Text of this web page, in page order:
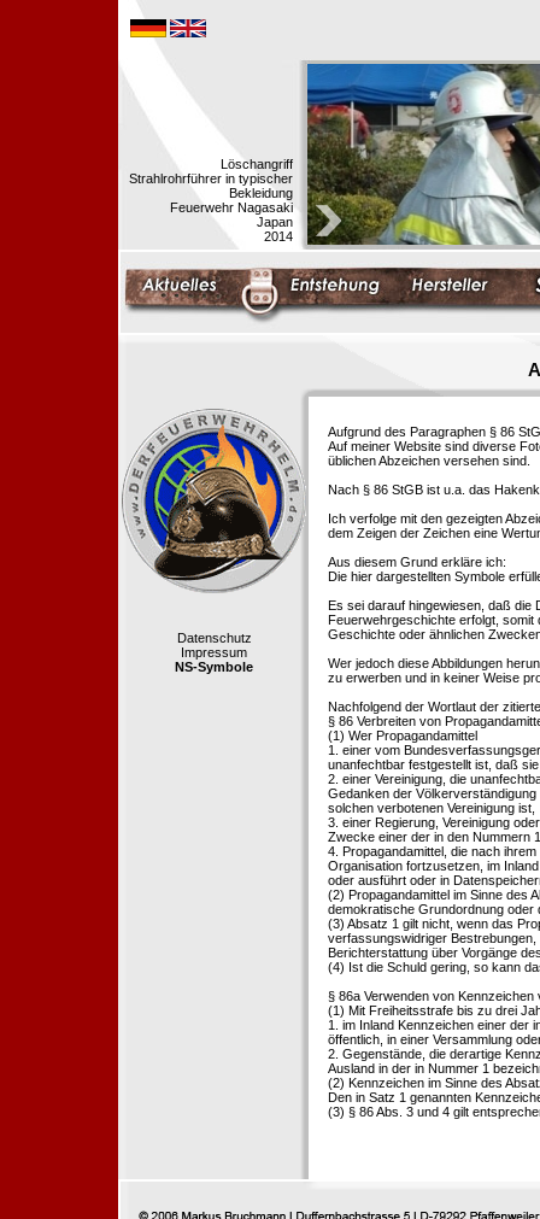
Löschangriff
Strahlrohrführer in typischer
Bekleidung
Feuerwehr Nagasaki
Japan
2014
Datenschutz
Impressum
NS-Symbole
Aufgrund des Paragraphen § 86
Auf meiner Website sind diverse
üblichen Abzeichen versehen sind.
Nach § 86 StGB ist u.a. das
Ich verfolge mit den gezeigten
dem Zeigen der Zeichen eine
Aus diesem Grund erkläre ich:
Die hier dargestellten Symbole
Es sei darauf hingewiesen, daß die
Feuerwehrgeschichte erfolgt,
Geschichte oder ähnlichen
Wer jedoch diese Abbildungen
zu erwerben und in keiner Weise
Nachfolgend der Wortlaut der
§ 86 Verbreiten von
(1) Wer Propagandamittel
1. einer vom
unanfechtbar festgestellt ist, daß
2. einer Vereinigung, die
Gedanken der
solchen verbotenen Vereinigung ist,
3. einer Regierung, Vereinigung
Zwecke einer der in den Nummern
4. Propagandamittel, die nach
Organisation fortzusetzen, im
oder ausführt oder in
(2) Propagandamittel im Sinne des
demokratische Grundordnung oder
(3) Absatz 1 gilt nicht, wenn das
verfassungswidriger
Berichterstattung über Vorgänge
(4) Ist die Schuld gering, so kann
§ 86a Verwenden von
(1) Mit Freiheitsstrafe bis zu drei
1. im Inland Kennzeichen einer der
öffentlich, in einer Versammlung
2. Gegenstände, die derartige
Ausland in der in Nummer 1
(2) Kennzeichen im Sinne des
Den in Satz 1 genannten
(3) § 86 Abs. 3 und 4 gilt